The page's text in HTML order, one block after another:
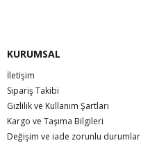
KURUMSAL
İletişim
Sipariş Takibi
Gizlilik ve Kullanım Şartları
Kargo ve Taşıma Bilgileri
Değişim ve iade zorunlu durumlar